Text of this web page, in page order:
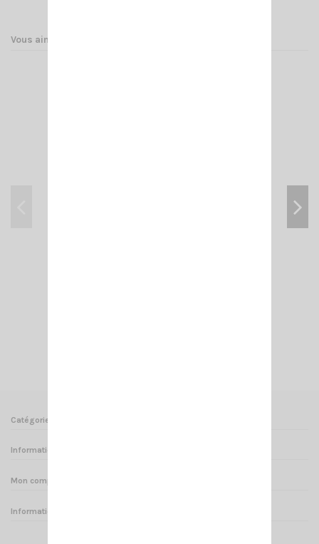
Vous aimerez aussi
Catégories
Informations
Mon compte
Informations sur votre boutique